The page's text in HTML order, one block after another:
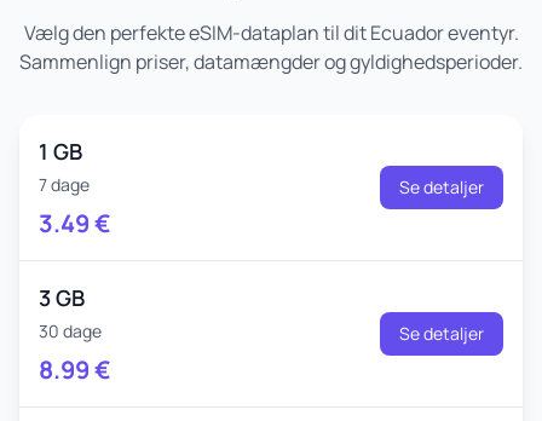
Vælg den perfekte eSIM-dataplan til dit Ecuador eventyr.
Sammenlign priser, datamængder og gyldighedsperioder.
1 GB
7 dage
3.49€
Se detaljer
3 GB
30 dage
8.99€
Se detaljer